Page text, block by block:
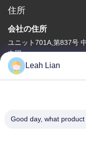
住所
会社の住所
ユニット701A,第837号
中国
工場住所
86-592-5175705
Leah Lian
Good day, what